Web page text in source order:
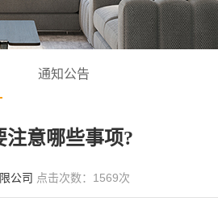
通知公告
意哪些事项?
公司 点击次数： 1569次